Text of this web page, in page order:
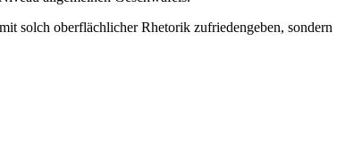
solch oberflächlicher Rhetorik zufriedengeben, sondern